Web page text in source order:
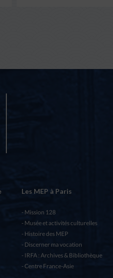
Les MEP à Paris
Mission 128
Musée et activités culturelles
Histoire des MEP
Discerner ma vocation
IRFA : Archives & Bibliothèque
Centre France-Asie